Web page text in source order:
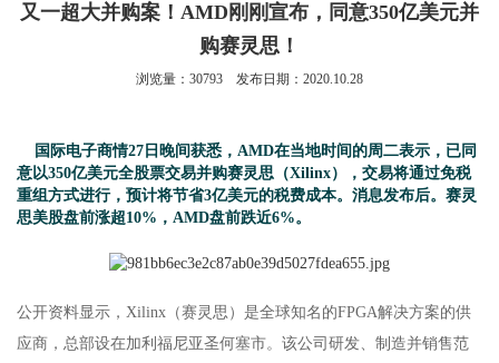
又一超大并购案！AMD刚刚宣布，同意350亿美元并
购赛灵思！
浏览量： 30793 发布日期：2020.10.28
国际电子商情27日晚间获悉，AMD在当地时间的周二表示，已同
意以350亿美元全股票交易并购赛灵思（Xilinx），交易将通过免税
重组方式进行，预计将节省3亿美元的税费成本。消息发布后。赛灵
思美股盘前涨超10%，AMD盘前跌近6%。
公开资料显示，Xilinx（赛灵思）是全球知名的FPGA解决方案的供
应商，总部设在加利福尼亚圣何塞市。该公司研发、制造并销售范